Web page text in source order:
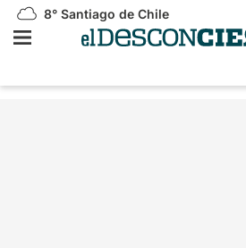
8° Santiago de Chile